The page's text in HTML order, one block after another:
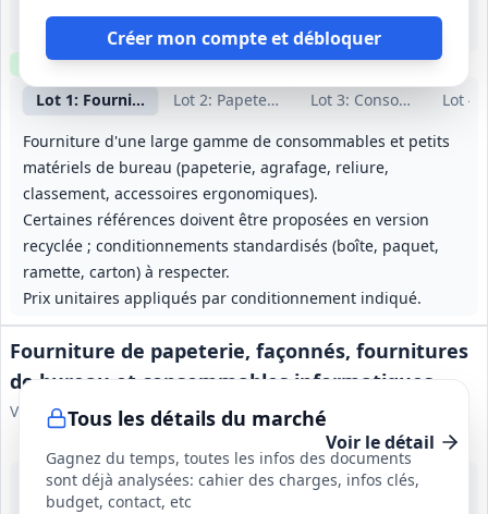
Créer mon compte et débloquer
Lot 1: Fournitures de bureau et petits matériels
Lot 2: Papeterie imprimée et enveloppes
Lot 3: Consommables
Lot 4
Fourniture d'une large gamme de consommables et petits
matériels de bureau (papeterie, agrafage, reliure,
classement, accessoires ergonomiques).
Certaines références doivent être proposées en version
recyclée ; conditionnements standardisés (boîte, paquet,
ramette, carton) à respecter.
Prix unitaires appliqués par conditionnement indiqué.
Clause environnementale Échantillonsrequis
Tous les détails du marché
Gagnez du temps, toutes les infos des documents
sont déjà analysées: cahier des charges, infos clés,
budget, contact, etc
Fourniture de papeterie, façonnés, fournitures
de bureau et consommables informatiques
Ville de Saint-André
Voir le détail
15 sept. 2026
Saint-André (66)